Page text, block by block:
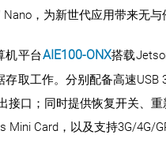
，为新世代应用带来无
机平台AIE100-ONX搭载
取工作。分别配备高速
接口；同时提供恢复开关、
Mini Card，以及支持3G/4G/